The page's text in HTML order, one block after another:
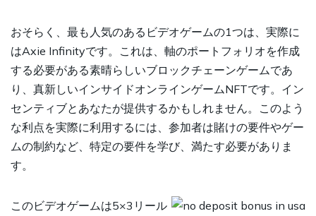
おそらく、最も人気のあるビデオゲームの1つは、実際に
はAxie Infinityです。これは、軸のポートフォリオを作成
する必要がある素晴らしいブロックチェーンゲームであ
り、真新しいインサイドオンラインゲームNFTです。イン
センティブとあなたが提供するかもしれません。このよう
な利点を実際に利用するには、参加者は賭けの要件やゲー
ムの制約など、特定の要件を学び、満たす必要がありま
す。
このビデオゲームは5×3リール